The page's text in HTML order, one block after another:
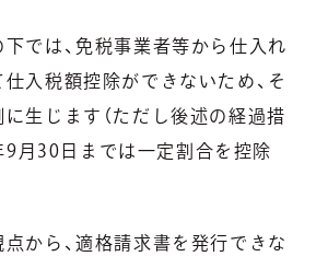
では、免税事業者等から仕入れ
入税額控除ができないため、そ
生じます（ただし後述の経過措
9月30日までは一定割合を控除
から、適格請求書を発行できな